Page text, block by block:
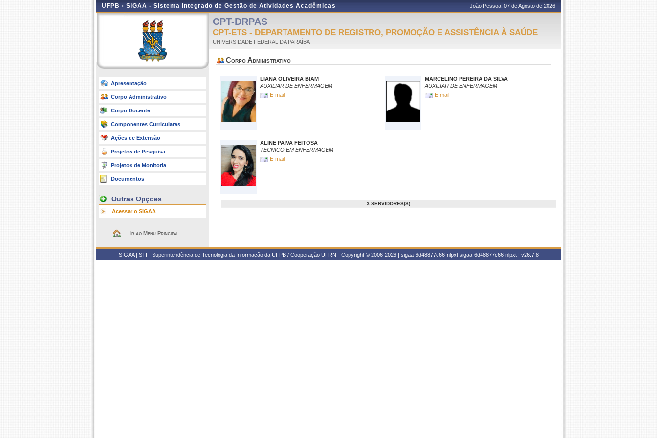
UFPB › SIGAA - Sistema Integrado de Gestão de Atividades Acadêmicas João Pessoa, 07 de Agosto de 2026
Apresentação
Corpo Administrativo
Corpo Docente
Componentes Curriculares
Ações de Extensão
Projetos de Pesquisa
Projetos de Monitoria
Documentos
Outras Opções
Acessar o SIGAA
Ir ao Menu Principal
CPT-DRPAS
CPT-ETS - DEPARTAMENTO DE REGISTRO, PROMOÇÃO E ASSISTÊNCIA À SAÚDE
UNIVERSIDADE FEDERAL DA PARAÍBA
Corpo Administrativo
LIANA OLIVEIRA BIAM
AUXILIAR DE ENFERMAGEM
E-mail
MARCELINO PEREIRA DA SILVA
AUXILIAR DE ENFERMAGEM
E-mail
ALINE PAIVA FEITOSA
TECNICO EM ENFERMAGEM
E-mail
3 SERVIDORES(S)
SIGAA | STI - Superintendência de Tecnologia da Informação da UFPB / Cooperação UFRN - Copyright © 2006-2026 | sigaa-6d48877c66-nlpxt.sigaa-6d48877c66-nlpxt | v26.7.8